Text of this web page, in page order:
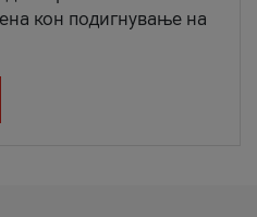
кон подигнување на